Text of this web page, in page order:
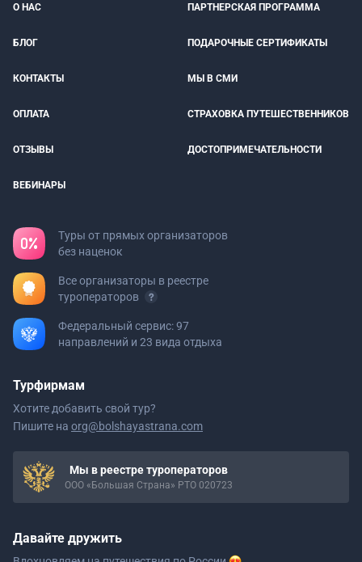
О НАС ПАРТНЕРСКАЯ ПРОГРАММА
БЛОГ ПОДАРОЧНЫЕ СЕРТИФИКАТЫ
КОНТАКТЫ МЫ В СМИ
ОПЛАТА СТРАХОВКА ПУТЕШЕСТВЕННИКОВ
ОТЗЫВЫ ДОСТОПРИМЕЧАТЕЛЬНОСТИ
ВЕБИНАРЫ
Туры от прямых организаторов
без наценок
Все организаторы в реестре
туроператоров
Федеральный сервис: 97
направлений и 23 вида отдыха
Турфирмам
Хотите добавить свой тур?
Пишите на org@bolshayastrana.com
Мы в реестре туроператоров
ООО «Большая Страна» РТО 020723
Давайте дружить